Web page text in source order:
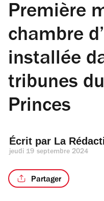
Première
chambre
installée
tribunes
Princes
Écrit par La
jeudi 19 septembre 2024
Partager